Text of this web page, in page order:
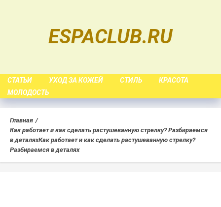
ESPACLUB.RU
СТАТЬИ УХОД ЗА КОЖЕЙ СТИЛЬ
КРАСОТА
МОЛОДОСТЬ
Главная
Как работает и как сделать растушеванную стрелку? Разбираемся
в деталяхКак работает и как сделать растушеванную стрелку?
Разбираемся в деталях